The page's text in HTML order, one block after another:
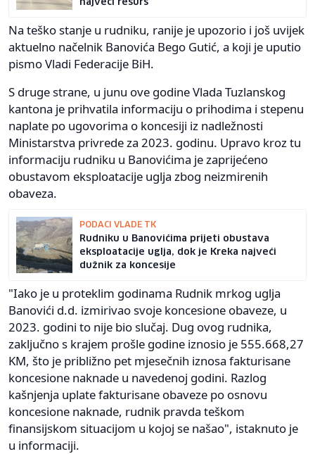
najveći resurs
Na teško stanje u rudniku, ranije je upozorio i još uvijek
aktuelno načelnik Banovića Bego Gutić, a koji je uputio
pismo Vladi Federacije BiH.
S druge strane, u junu ove godine Vlada Tuzlanskog
kantona je prihvatila informaciju o prihodima i stepenu
naplate po ugovorima o koncesiji iz nadležnosti
Ministarstva privrede za 2023. godinu. Upravo kroz tu
informaciju rudniku u Banovićima je zaprijećeno
obustavom eksploatacije uglja zbog neizmirenih
obaveza.
PODACI VLADE TK
Rudniku u Banovićima prijeti obustava
eksploatacije uglja, dok je Kreka najveći
dužnik za koncesije
"Iako je u proteklim godinama Rudnik mrkog uglja
Banovići d.d. izmirivao svoje koncesione obaveze, u
2023. godini to nije bio slučaj. Dug ovog rudnika,
zaključno s krajem prošle godine iznosio je 555.668,27
KM, što je približno pet mjesečnih iznosa fakturisane
koncesione naknade u navedenoj godini. Razlog
kašnjenja uplate fakturisane obaveze po osnovu
koncesione naknade, rudnik pravda teškom
finansijskom situacijom u kojoj se našao", istaknuto je
u informaciji.